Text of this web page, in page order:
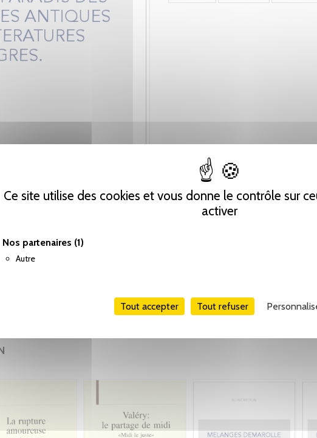
Ce site utilise des cookies et vous donne le contrôle sur
activer
Nos partenaires (1)
Autre
Tout accepter Tout refuser